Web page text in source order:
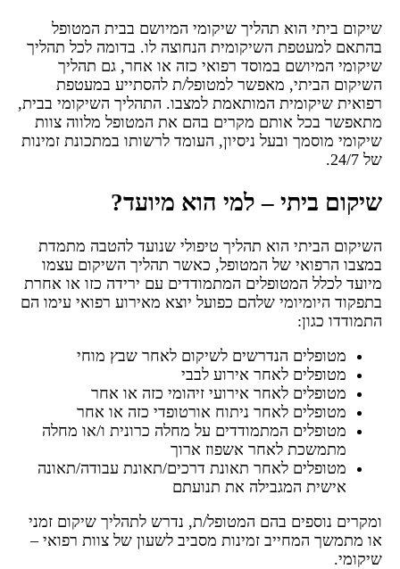
שיקום ביתי הוא תהליך שיקומי המיושם בבית המטופל
בהתאם למעטפת השיקומית הנחוצה לו. בדומה לכל תהליך
שיקומי המיושם במוסד רפואי כזה או אחר, גם תהליך
השיקום הביתי, מאפשר למטופל/ת להסתייע במעטפת
רפואית שיקומית המותאמת למצבו. התהליך השיקומי בבית,
מתאפשר בכל אותם מקרים בהם את המטופל מלווה צוות
שיקומי מוסמך ובעל ניסיון, העומד לרשותו במתכונת זמינות
של 24/7.
שיקום ביתי – למי הוא מיועד?
השיקום הביתי הוא תהליך טיפולי שנועד להטבה מתמדת
במצבו הרפואי של המטופל, כאשר תהליך השיקום עצמו
מיועד לכלל המטופלים המתמודדים עם ירידה כזו או אחרת
בתפקוד היומיומי שלהם כפועל יוצא מאירוע רפואי עימו הם
התמודדו כגון:
מטופלים הנדרשים לשיקום לאחר שבץ מוחי
מטופלים לאחר אירוע לבבי
מטופלים לאחר אירועי זיהומי כזה או אחר
מטופלים לאחר ניתוח אורטופדי כזה או אחר
מטופלים המתמודדים על מחלה כרונית ו/או מחלה
מתמשכת לאחר אשפוז ארוך
מטופלים לאחר תאונת דרכים/תאונת עבודה/תאונה
אישית המגבילה את תנועתם
ומקרים נוספים בהם המטופל/ת, נדרש לתהליך שיקום זמני
או מתמשך המחייב זמינות מסביב לשעון של צוות רפואי –
שיקומי.